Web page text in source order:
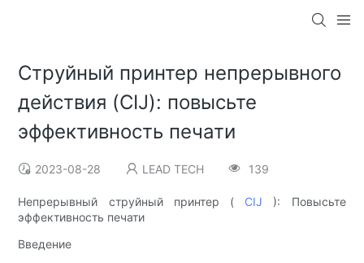
Струйный принтер непрерывного
действия (CIJ): повысьте
эффективность печати
2023-08-28 LEAD TECH 139
Непрерывный струйный принтер ( CIJ ): Повысьте
эффективность печати
Введение